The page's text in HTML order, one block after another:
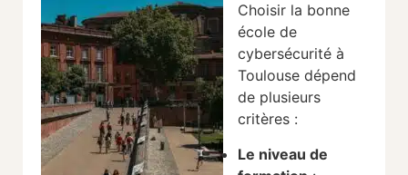
Choisir la bonne
école de
cybersécurité à
Toulouse dépend
de plusieurs
critères :
Le niveau de